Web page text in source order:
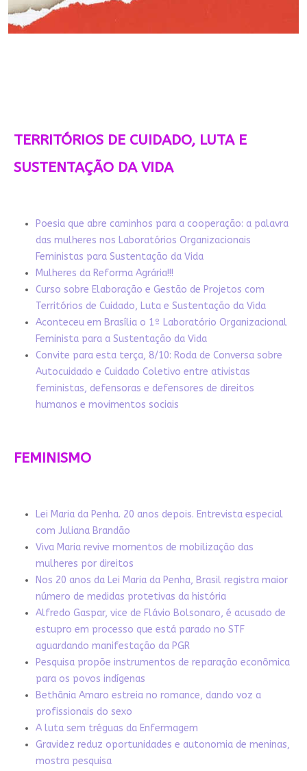
TERRITÓRIOS DE CUIDADO, LUTA E
SUSTENTAÇÃO DA VIDA
Poesia que abre caminhos para a cooperação: a palavra
das mulheres nos Laboratórios Organizacionais
Feministas para Sustentação da Vida
Mulheres da Reforma Agrária!!!
Curso sobre Elaboração e Gestão de Projetos com
Territórios de Cuidado, Luta e Sustentação da Vida
Aconteceu em Brasília o 1º Laboratório Organizacional
Feminista para a Sustentação da Vida
Convite para esta terça, 8/10: Roda de Conversa sobre
Autocuidado e Cuidado Coletivo entre ativistas
feministas, defensoras e defensores de direitos
humanos e movimentos sociais
FEMINISMO
Lei Maria da Penha. 20 anos depois. Entrevista especial
com Juliana Brandão
Viva Maria revive momentos de mobilização das
mulheres por direitos
Nos 20 anos da Lei Maria da Penha, Brasil registra maior
número de medidas protetivas da história
Alfredo Gaspar, vice de Flávio Bolsonaro, é acusado de
estupro em processo que está parado no STF
aguardando manifestação da PGR
Pesquisa propõe instrumentos de reparação econômica
para os povos indígenas
Bethânia Amaro estreia no romance, dando voz a
profissionais do sexo
A luta sem tréguas da Enfermagem
Gravidez reduz oportunidades e autonomia de meninas,
mostra pesquisa